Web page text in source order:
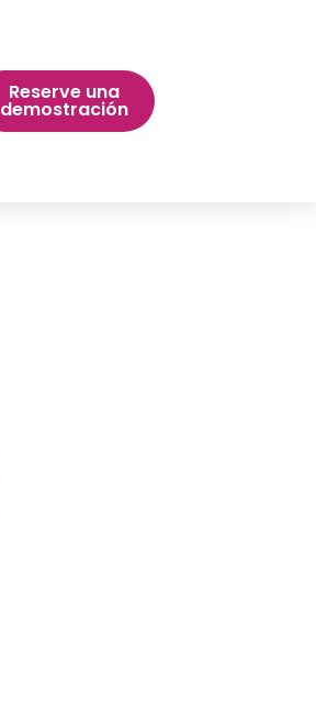
Reserve una
demostración